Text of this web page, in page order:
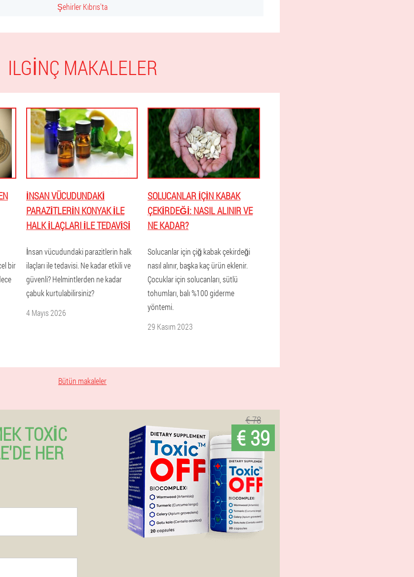
Şehirler Kıbrıs'ta
ILGINÇ MAKALELER
bir
İNSAN VÜCUDUNDAKI
PARAZITLERIN KONYAK ILE
HALK ILAÇLARI ILE TEDAVISI
İnsan vücudundaki parazitlerin halk
ilaçları ile tedavisi. Ne kadar etkili ve
güvenli? Helmintlerden ne kadar
çabuk kurtulabilirsiniz?
4 Mayıs 2026
SOLUCANLAR IÇIN KABAK
ÇEKIRDEĞI: NASIL ALINIR VE
NE KADAR?
Solucanlar için çiğ kabak çekirdeği
nasıl alınır, başka kaç ürün eklenir.
Çocuklar için solucanları, sütlü
tohumları, balı %100 giderme
yöntemi.
29 Kasım 2023
Bütün makaleler
TOXIC
HER
€ 78
€ 39